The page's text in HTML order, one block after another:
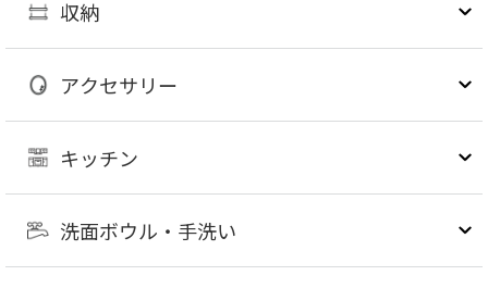
収納
アクセサリー
キッチン
洗面ボウル・手洗い